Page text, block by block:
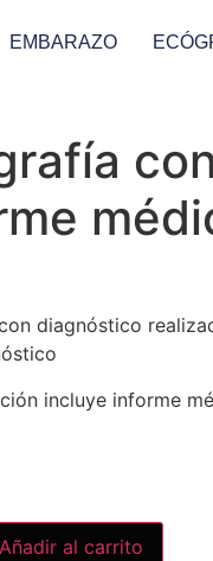
EMBARAZO
diagnóstico
incluye informe
Añadir al carrito